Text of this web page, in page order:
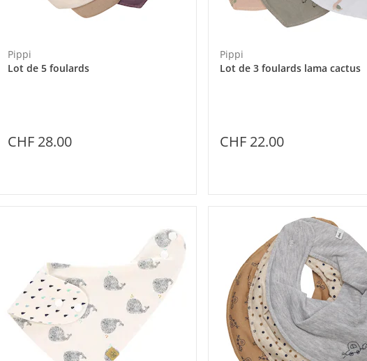
Pippi
Lot de 5 foulards
CHF 28.00
Pippi
Lot de 3 foulards lama cactus
CHF 22.00